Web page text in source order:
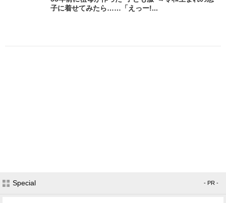
子に着せてみたら……「えっー!...
Special - PR -